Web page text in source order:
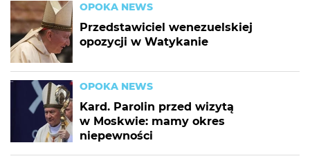
OPOKA NEWS
Przedstawiciel wenezuelskiej
opozycji w Watykanie
OPOKA NEWS
Kard. Parolin przed wizytą
w Moskwie: mamy okres
niepewności